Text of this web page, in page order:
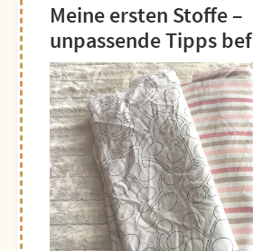
Meine ersten Stoffe –
unpassende Tipps